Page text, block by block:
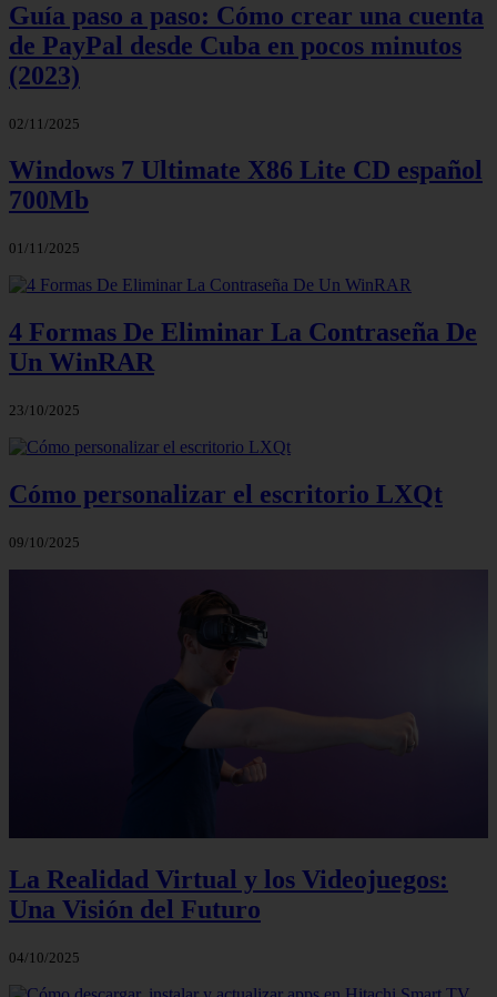
Guía paso a paso: Cómo crear una cuenta
de PayPal desde Cuba en pocos minutos
(2023)
02/11/2025
Windows 7 Ultimate X86 Lite CD español
700Mb
01/11/2025
4 Formas De Eliminar La Contraseña De
Un WinRAR
23/10/2025
Cómo personalizar el escritorio LXQt
09/10/2025
La Realidad Virtual y los Videojuegos:
Una Visión del Futuro
04/10/2025